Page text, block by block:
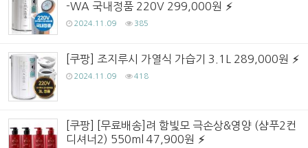
-WA 국내정품 220V 299,000원
2024.11.09 385
[쿠팡] 조지루시 가열식 가습기 3.1L 289,000원
2024.11.09 418
[쿠팡] [무료배송]려 함빛모 극손상&영양 (샴푸2컨
디셔너2) 550ml 47,900원